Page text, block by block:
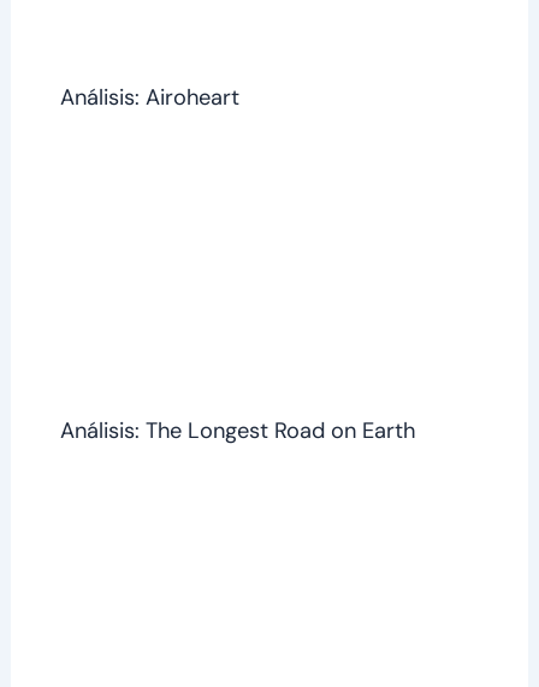
Análisis: Airoheart
Análisis: The Longest Road on Earth